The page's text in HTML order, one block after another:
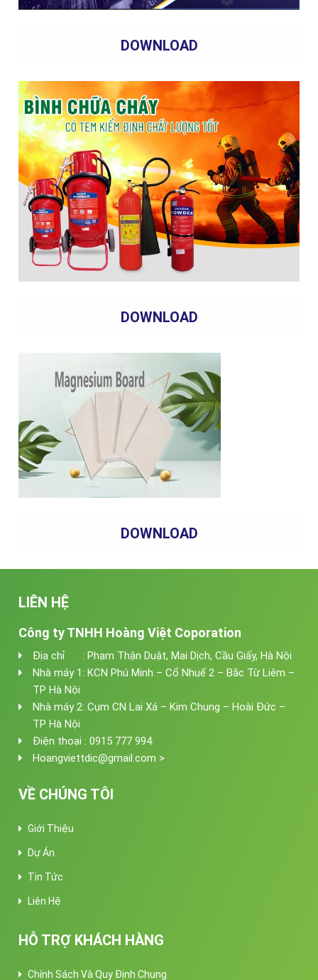
DOWNLOAD
DOWNLOAD
DOWNLOAD
LIÊN HỆ
Công ty TNHH Hoàng Việt Coporation
Địa chỉ : Phạm Thận Duật, Mai Dịch, Cầu Giấy, Hà Nội
Nhà máy 1: KCN Phú Minh – Cổ Nhuế 2 – Bắc Từ Liêm –
TP Hà Nội
Nhà máy 2: Cụm CN Lai Xá – Kim Chung – Hoài Đức –
TP Hà Nội
Điện thoại : 0915 777 994
Hoangviettdic@gmail.com >
VỀ CHÚNG TÔI
Giới Thiệu
Dự Án
Tin Tức
Liên Hệ
HỖ TRỢ KHÁCH HÀNG
Chính Sách Và Quy Định Chung